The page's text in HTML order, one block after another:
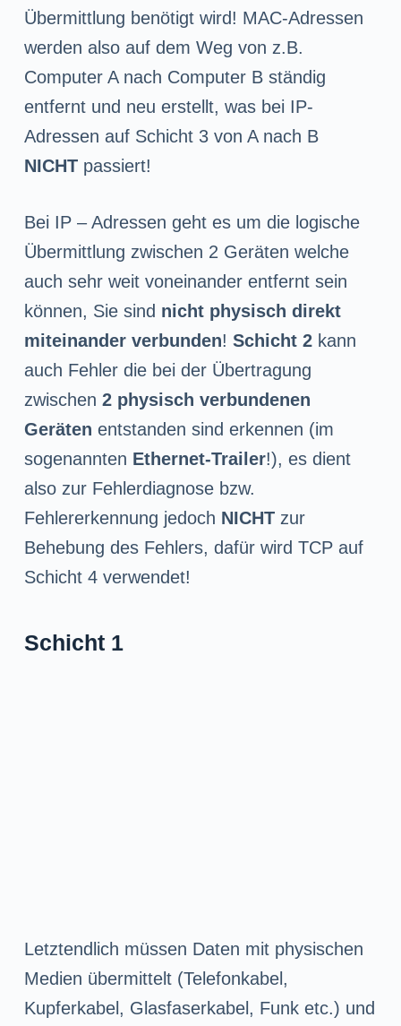
Übermittlung benötigt wird! MAC-Adressen
werden also auf dem Weg von z.B.
Computer A nach Computer B ständig
entfernt und neu erstellt, was bei IP-
Adressen auf Schicht 3 von A nach B
NICHTpassiert!
Bei IP – Adressen geht es um die logische
Übermittlung zwischen 2 Geräten welche
auch sehr weit voneinander entfernt sein
können, Sie sind nicht physisch direkt
miteinander verbunden! Schicht 2kann
auch Fehler die bei der Übertragung
zwischen 2 physisch verbundenen
Geräten entstanden sind erkennen (im
sogenannten Ethernet-Trailer!), es dient
also zur Fehlerdiagnose bzw.
Fehlererkennung jedoch NICHTzur
Behebung des Fehlers, dafür wird TCP auf
Schicht 4 verwendet!
Schicht 1
Letztendlich müssen Daten mit physischen
Medien übermittelt (Telefonkabel,
Kupferkabel, Glasfaserkabel, Funk etc.) und